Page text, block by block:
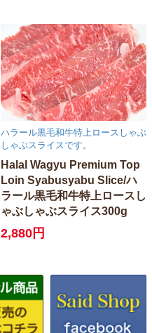
ハラール黒毛和牛特上ロースしゃぶ
しゃぶスライスです。
Halal Wagyu Premium Top
Loin Syabusyabu Slice/ハ
ラール黒毛和牛特上ロースし
ゃぶしゃぶスライス300g
2,880円